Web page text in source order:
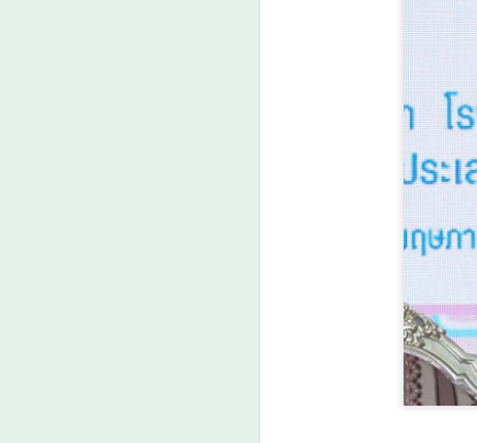
หอม แก้ปัญหาต้นหักโค่นจากลม
พายุพร้อมเพิ่มขนาดผลผลิต-เพิ่มราย
วิทยาศาสตร์ วิจัยและนวัตกรรม
(อว.) โดย ศูนย์เชี่ยวชาญนวัตกรรม
ประเทศไทย (วว.) ซึ่งได้รับการ
สนับสนุนทุนวิจัยจาก สำนักงาน
พัฒนาการวิจัยการเกษตร (องค์การ